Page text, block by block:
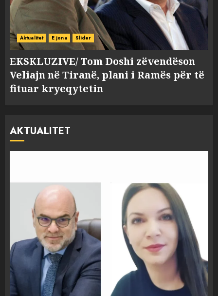
Aktualitet E jona Slider
EKSKLUZIVE/ Tom Doshi zëvendëson
Veliajn në Tiranë, plani i Ramës për të
fituar kryeqytetin
AKTUALITET